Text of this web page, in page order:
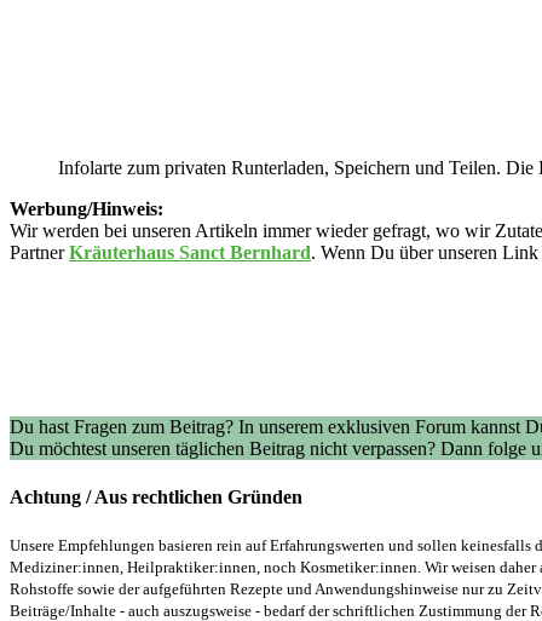
Infolarte zum privaten Runterladen, Speichern und Teilen.
Werbung/Hinweis:
Wir werden bei unseren Artikeln immer wieder gefragt, wo wir
PartnerKräuterhaus Sanct Bernhard. Wenn Du über unseren
Du hast Fragen zum Beitrag? In unserem exklusiven Forum kannst
Du möchtest unseren täglichen Beitrag nicht verpassen? Dann folge
Achtung / Aus rechtlichen Gründen
Unsere Empfehlungen basieren rein auf Erfahrungswerten und sollen
Mediziner:innen, Heilpraktiker:innen, noch Kosmetiker:innen. Wir weisen daher
Rohstoffe sowie der aufgeführten Rezepte und Anwendungshinweise nur zu
Beiträge/Inhalte - auch auszugsweise - bedarf der schriftlichen Zustimmung